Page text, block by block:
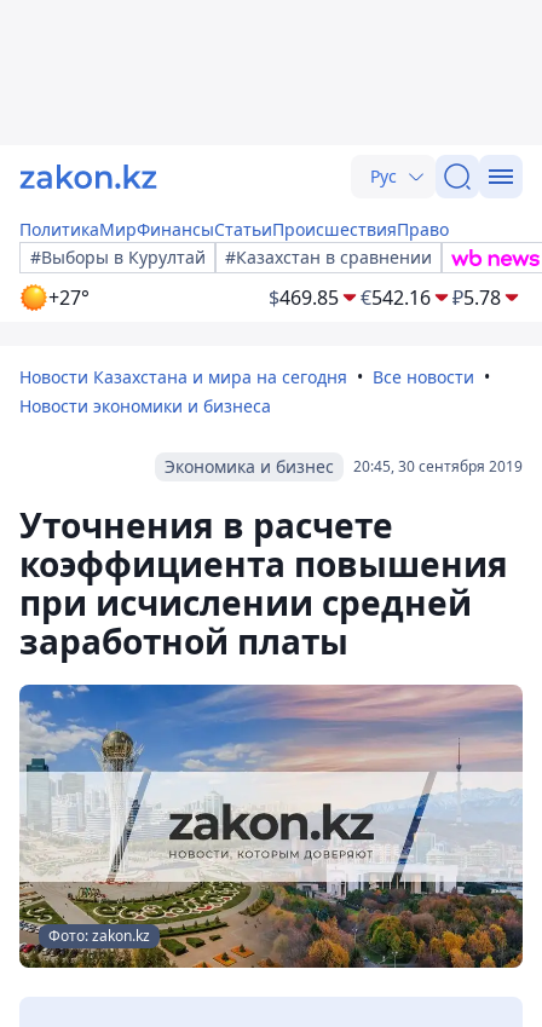
Рус
ПолитикаМирФинансыСтатьиПроисшествияПраво
#Выборы в Курултай
#Казахстан в сравнении
+27° $469.85 €542.16 ₽5.78
Новости Казахстана и мира на сегодня
Все новости
Новости экономики и бизнеса
20:45, 30 сентября 2019
Экономика и бизнес
Уточнения в расчете
коэффициента повышения
при исчислении средней
заработной платы
Фото: zakon.kz